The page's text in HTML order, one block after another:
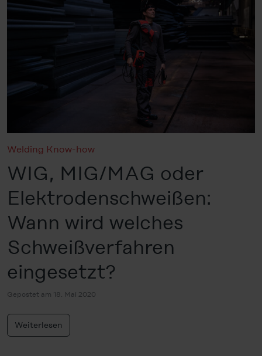
Welding Know-how
WIG, MIG/MAG oder
Elektrodenschweißen:
Wann wird welches
Schweißverfahren
eingesetzt?
Gepostet am 18. Mai 2020
Weiterlesen